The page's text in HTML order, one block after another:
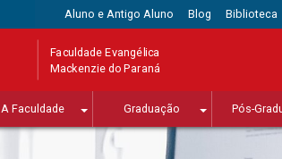
Aluno e Antigo Aluno Blog Biblioteca
Faculdade Evangélica
Mackenzie do Paraná
A Faculdade Graduação Pós-